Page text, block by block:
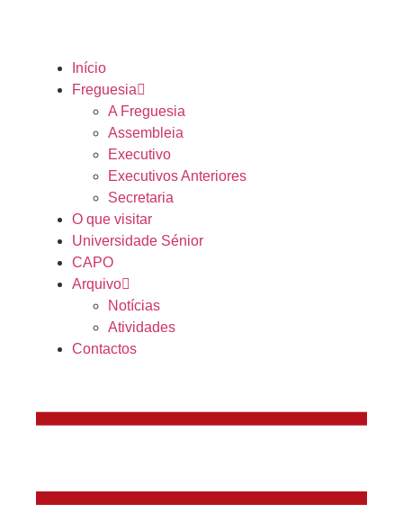
Início
Freguesia
A Freguesia
Assembleia
Executivo
Executivos Anteriores
Secretaria
O que visitar
Universidade Sénior
CAPO
Arquivo
Notícias
Atividades
Contactos